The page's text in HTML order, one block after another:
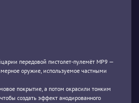
передовой пистолет-пулемёт МР9 —
оружие, используемое частными
покрытие, а потом окрасили тонким
создать эффект анодированного